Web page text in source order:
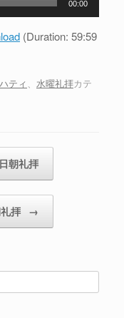
00:00
(Duration: 59:59
ティ、 水曜礼拝カテ
朝礼拝
拝 →